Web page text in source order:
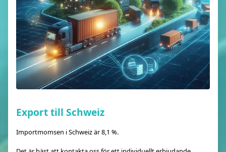
Export till Schweiz
Importmomsen i Schweiz är 8,1 %.